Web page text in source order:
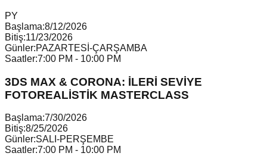
PY
Başlama:8/12/2026
Bitiş:11/23/2026
Günler:PAZARTESİ-ÇARŞAMBA
Saatler:7:00 PM - 10:00 PM
3DS MAX & CORONA: İLERİ SEVİYE
FOTOREALİSTİK MASTERCLASS
Başlama:7/30/2026
Bitiş:8/25/2026
Günler:SALI-PERŞEMBE
Saatler:7:00 PM - 10:00 PM